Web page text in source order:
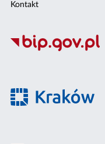
Kontakt